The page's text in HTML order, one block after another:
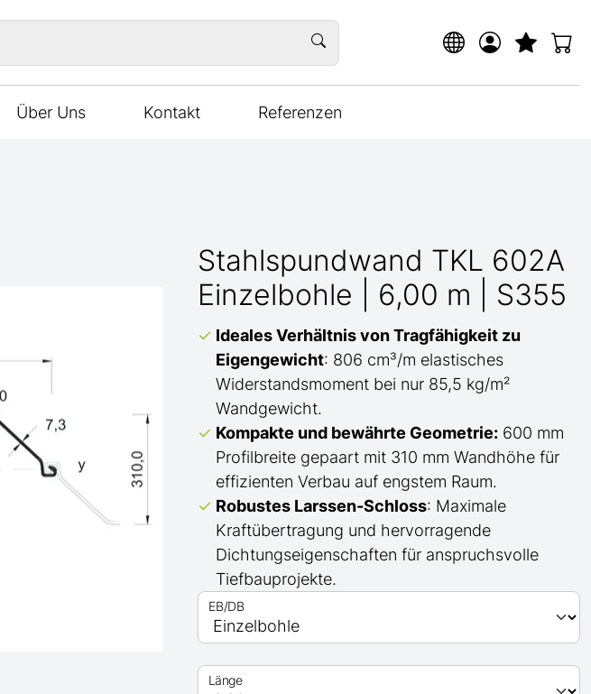
Über Uns Kontakt Referenzen
Stahlspundwand TKL 602A
Einzelbohle | 6,00 m | S355
Ideales Verhältnis von Tragfähigkeit zu
Eigengewicht: 806 cm³/m elastisches
Widerstandsmoment bei nur 85,5 kg/m²
Wandgewicht.
Kompakte und bewährte Geometrie: 600 mm
Profilbreite gepaart mit 310 mm Wandhöhe für
effizienten Verbau auf engstem Raum.
Robustes Larssen-Schloss: Maximale
Kraftübertragung und hervorragende
Dichtungseigenschaften für anspruchsvolle
Tiefbauprojekte.
EB/DB
Länge